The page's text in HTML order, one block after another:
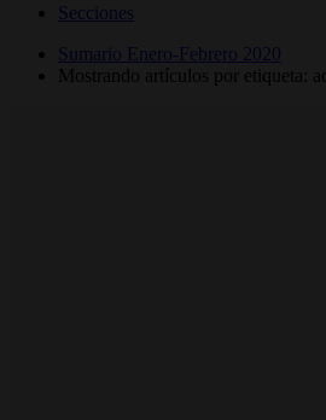
Secciones
Sumario Enero-Febrero 2020
Mostrando artículos por etiqueta: